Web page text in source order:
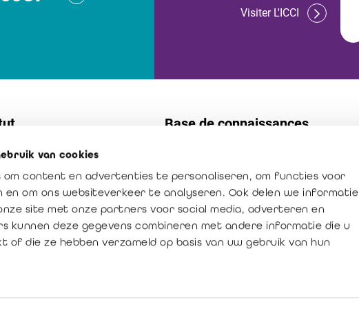
van cookies
om content en advertenties te personaliseren, om functies voor
en om ons websiteverkeer te analyseren. Ook delen we informatie
site met onze partners voor social media, adverteren en
kunnen deze gegevens combineren met andere informatie die u
die ze hebben verzameld op basis van uw gebruik van hun
Visiter L'ICCI
: créateur de confiance
ajoutée du réviseur
Base de connaissances
Publications
La profession en chiffres